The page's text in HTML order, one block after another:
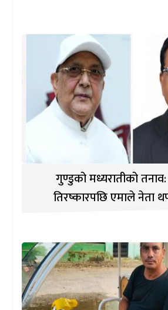
गुण्डुको मध्यरातीको
तिरष्कारपछि एमाले नेता